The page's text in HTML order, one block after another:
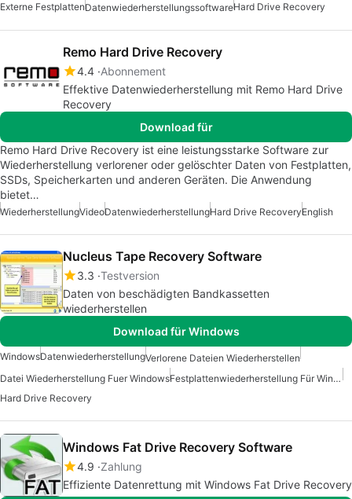
Externe FestplattenDatenwiederherstellungssoftwareHard Drive Recovery
Remo Hard Drive Recovery
4.4 Abonnement
Effektive Datenwiederherstellung mit Remo Hard Drive
Recovery
Download für
Remo Hard Drive Recovery ist eine leistungsstarke Software zur
Wiederherstellung verlorener oder gelöschter Daten von Festplatten,
SSDs, Speicherkarten und anderen Geräten. Die Anwendung
bietet…
WiederherstellungVideoDatenwiederherstellungHard Drive RecoveryEnglish
Nucleus Tape Recovery Software
3.3 Testversion
Daten von beschädigten Bandkassetten
wiederherstellen
Download für Windows
WindowsDatenwiederherstellungVerlorene Dateien Wiederherstellen
Datei Wiederherstellung Fuer Windows
Festplattenwiederherstellung Für Windows
Hard Drive Recovery
Windows Fat Drive Recovery Software
4.9 Zahlung
Effiziente Datenrettung mit Windows Fat Drive Recovery